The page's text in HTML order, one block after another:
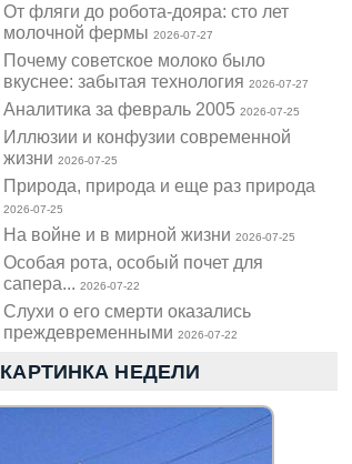
От фляги до робота-дояра: сто лет
молочной фермы2026-07-27
Почему советское молоко было
вкуснее: забытая технология2026-07-27
Аналитика за февраль 20052026-07-25
Иллюзии и конфузии современной
жизни2026-07-25
Природа, природа и еще раз природа
2026-07-25
На войне и в мирной жизни2026-07-25
Особая рота, особый почет для
сапера...2026-07-22
Слухи о его смерти оказались
преждевременными2026-07-22
КАРТИНКА НЕДЕЛИ